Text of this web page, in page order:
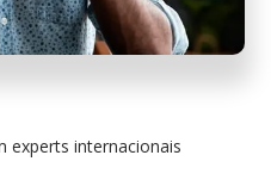
experts internacionais